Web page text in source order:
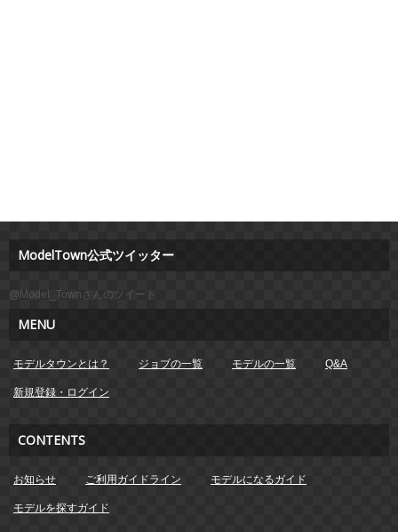
ModelTown公式ツイッター
@Model_Townさんのツイート
MENU
モデルタウンとは？ ジョブの一覧 モデルの一覧 Q&A
新規登録・ログイン
CONTENTS
お知らせ ご利用ガイドライン モデルになるガイド
モデルを探すガイド